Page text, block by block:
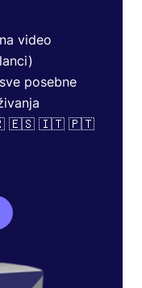
video
posebne
🇪🇸 🇮🇹 🇵🇹